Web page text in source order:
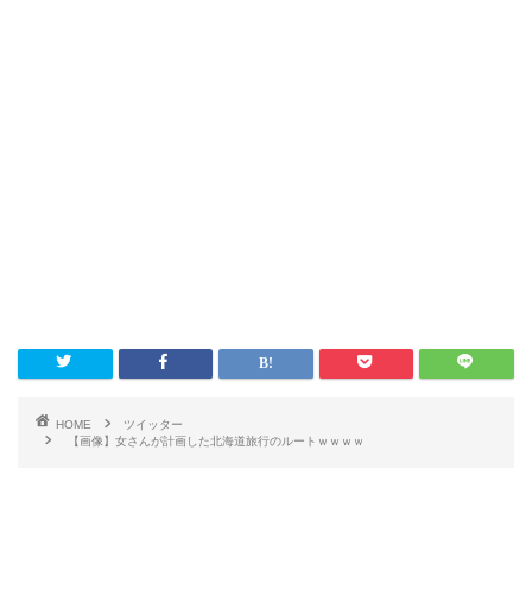
HOME
ツイッター
【画像】女さんが計画した北海道旅行のルートｗｗｗｗ